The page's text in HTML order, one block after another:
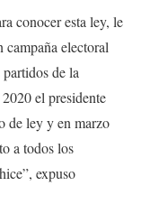
conocer esta ley, le
campaña electoral
de la
el presidente
de ley y en marzo
a todos los
expuso